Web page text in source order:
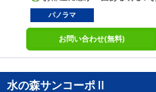
パノラマ
お問い合わせ(無料)
水の森サンコーポⅡ